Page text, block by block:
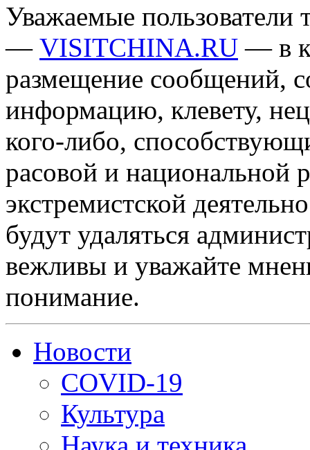
Уважаемые пользователи
— VISITCHINA.RU — в
размещение сообщений,
информацию, клевету,
кого-либо,
расовой и национальной
экстремистской
будут удаляться
вежливы и уважайте
понимание.
Новости
COVID-19
Культура